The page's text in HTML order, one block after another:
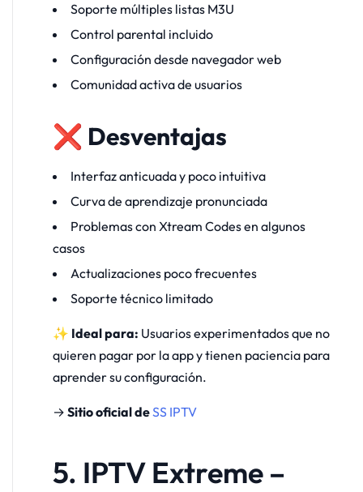
Soporte múltiples listas M3U
Control parental incluido
Configuración desde navegador web
Comunidad activa de usuarios
❌ Desventajas
Interfaz anticuada y poco intuitiva
Curva de aprendizaje pronunciada
Problemas con Xtream Codes en algunos
casos
Actualizaciones poco frecuentes
Soporte técnico limitado
✨ Ideal para: Usuarios experimentados que no
quieren pagar por la app y tienen paciencia para
aprender su configuración.
→Sitio oficial deSS IPTV
5. IPTV Extreme –